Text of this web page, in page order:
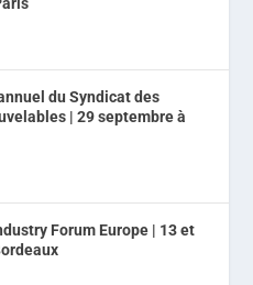
du Syndicat des
| 29 septembre à
Forum Europe | 13 et